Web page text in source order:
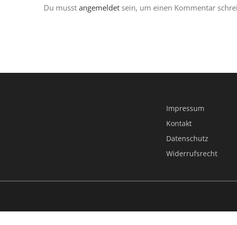
Du musst angemeldet sein, um einen Kommentar
Impressum
Kontakt
Datenschutz
Widerrufsrecht